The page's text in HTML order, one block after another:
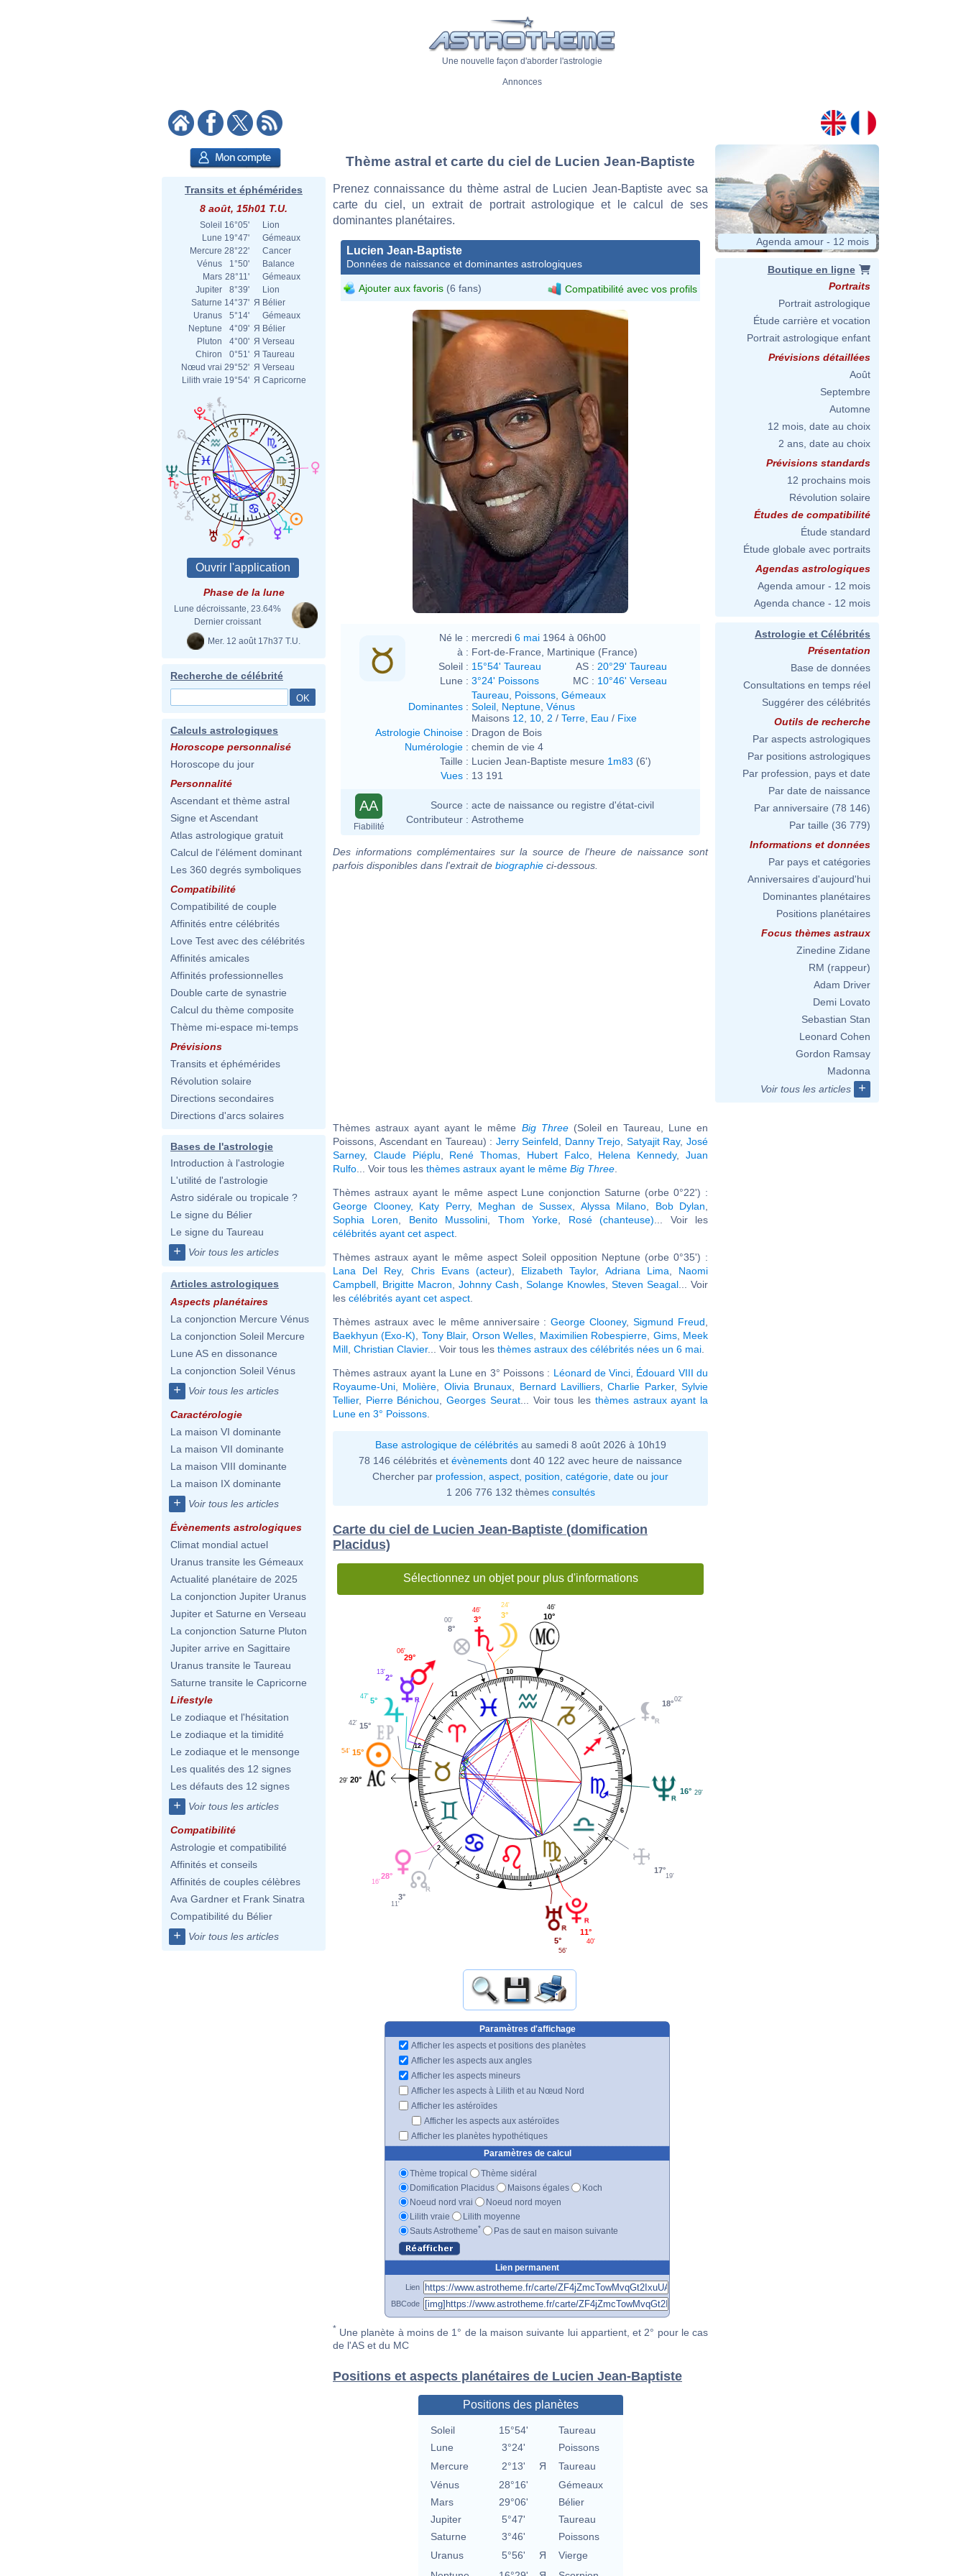
Une nouvelle façon d'aborder l'astrologie
Annonces
Transits et éphémérides
8 août, 15h01 T.U.
Soleil 16°05'
Lion
Lune 19°47'
Gémeaux
Mercure 28°22'
Cancer
Vénus
1°50'
Balance
Mars 28°11'
Gémeaux
Jupiter
8°39'
Lion
Saturne 14°37' Я Bélier
Uranus
5°14'
Gémeaux
Neptune
4°09' Я Bélier
Pluton
4°00' Я Verseau
Chiron
0°51' Я Taureau
Nœud vrai 29°52' Я Verseau
Lilith vraie 19°54' Я Capricorne
Phase de la lune
Lune décroissante, 23.64%
Dernier croissant
Mer. 12 août 17h37 T.U.
Recherche de célébrité
Calculs astrologiques
Horoscope personnalisé
Horoscope du jour
Personnalité
Ascendant et thème astral
Signe et Ascendant
Atlas astrologique gratuit
Calcul de l'élément dominant
Les 360 degrés symboliques
Compatibilité
Compatibilité de couple
Affinités entre célébrités
Love Test avec des célébrités
Affinités amicales
Affinités professionnelles
Double carte de synastrie
Calcul du thème composite
Thème mi-espace mi-temps
Prévisions
Transits et éphémérides
Révolution solaire
Directions secondaires
Directions d'arcs solaires
Bases de l'astrologie
Introduction à l'astrologie
L'utilité de l'astrologie
Astro sidérale ou tropicale ?
Le signe du Bélier
Le signe du Taureau
+ Voir tous les articles
Articles astrologiques
Aspects planétaires
La conjonction Mercure Vénus
La conjonction Soleil Mercure
Lune AS en dissonance
La conjonction Soleil Vénus
+ Voir tous les articles
Caractérologie
La maison VI dominante
La maison VII dominante
La maison VIII dominante
La maison IX dominante
+ Voir tous les articles
Évènements astrologiques
Climat mondial actuel
Uranus transite les Gémeaux
Actualité planétaire de 2025
La conjonction Jupiter Uranus
Jupiter et Saturne en Verseau
La conjonction Saturne Pluton
Jupiter arrive en Sagittaire
Uranus transite le Taureau
Saturne transite le Capricorne
Lifestyle
Le zodiaque et l'hésitation
Le zodiaque et la timidité
Le zodiaque et le mensonge
Les qualités des 12 signes
Les défauts des 12 signes
+ Voir tous les articles
Compatibilité
Astrologie et compatibilité
Affinités et conseils
Affinités de couples célèbres
Ava Gardner et Frank Sinatra
Compatibilité du Bélier
+ Voir tous les articles
Thème astral et carte du ciel de Lucien Jean-Baptiste
Prenez connaissance du thème astral de Lucien Jean-Baptiste avec sa
carte du ciel, un extrait de portrait astrologique et le calcul de ses
dominantes planétaires.
Lucien Jean-Baptiste
Données de naissance et dominantes astrologiques
Ajouter aux favoris (6 fans) Compatibilité avec vos profils
Né le : mercredi 6 mai 1964 à 06h00
à : Fort-de-France, Martinique (France)
Soleil : 15°54' Taureau AS : 20°29' Taureau
Lune : 3°24' Poissons MC : 10°46' Verseau
Dominantes :
Taureau Poissons Gémeaux
Soleil Neptune Vénus
Maisons 12 10 2 / Terre Eau / Fixe
Astrologie Chinoise : Dragon de Bois
Numérologie : chemin de vie 4
Taille : Lucien Jean-Baptiste mesure 1m83 (6')
Vues : 13 191
AA
Fiabilité
Source : acte de naissance ou registre d'état-civil
Contributeur : Astrotheme
Des informations complémentaires sur la source de l'heure de naissance sont
parfois disponibles dans l'extrait de biographie ci-dessous.
Thèmes astraux ayant ayant le même Big Three(Soleil en Taureau, Lune en
Poissons, Ascendant en Taureau) : Jerry Seinfeld Danny Trejo Satyajit Ray,José
Sarney, Claude Piéplu René Thomas Hubert Falco, Helena Kennedy,Juan
Rulfo ... Voir tous les thèmes astraux ayant le même Big Three
Thèmes astraux ayant le même aspect Lune conjonction Saturne (orbe 0°22') :
George Clooney, Katy Perry, Meghan de Sussex Alyssa Milano Bob Dylan
Sophia Loren
Benito Mussolini Thom Yorke Rosé (chanteuse) ... Voir les
célébrités ayant cet aspect
Thèmes astraux ayant le même aspect Soleil opposition Neptune (orbe 0°35') :
Lana Del Rey, Chris Evans (acteur) Elizabeth Taylor, Adriana Lima
Naomi
Campbell
Brigitte Macron ,Johnny Cash Solange Knowles, Steven Seagal ... Voir
les célébrités ayant cet aspect
Thèmes astraux avec le même anniversaire :George Clooney,Sigmund Freud
Baekhyun (Exo-K)
Tony Blair, Orson Welles Maximilien Robespierre Gims, Meek
Mill Christian Clavier... Voir tous les thèmes astraux des célébrités nées un 6 mai
Thèmes astraux ayant la Lune en 3° Poissons : Léonard de Vinci Édouard VIII du
Royaume-Uni
Molière Olivia Brunaux Bernard Lavilliers,Charlie Parker, Sylvie
Tellier, Pierre Bénichou ,Georges Seurat... Voir tous les thèmes astraux ayant la
Lune en 3° Poissons
Base astrologique de célébritésau samedi 8 août 2026 à 10h19
78 146 célébrités et évènements dont 40 122 avec heure de naissance
Chercher par profession aspect position catégorie date ou jour
1 206 776 132 thèmes consultés
Carte du ciel de Lucien Jean-Baptiste (domification
Placidus)
Sélectionnez un objet pour plus d'informations
1
2
3
4
5
6
7
8
9
10
11
12
18°02'
10°
46'
3°
24'
3°
46'
8°
00'
29°
06'
2°
13'
5°
47'
15°
42'
15°
54'
20°
29'
28°
16'
3°
11'
5°
56'
11°
40'
17°
19'
16° 29'
Paramètres d'affichage
Afficher les aspects et positions des planètes
Afficher les aspects aux angles
Afficher les aspects mineurs
Afficher les aspects à Lilith et au Nœud Nord
Afficher les astéroïdes
Afficher les aspects aux astéroïdes
Afficher les planètes hypothétiques
Paramètres de calcul
Thème tropical
Thème sidéral
Domification Placidus
Maisons égales
Koch
Noeud nord vrai
Noeud nord moyen
Lilith vraie
Lilith moyenne
Sauts Astrotheme* Pas de saut en maison suivante
Lien permanent
Lien
BBCode
* Une planète à moins de 1° de la maison suivante lui appartient, et 2° pour le cas
de l'AS et du MC
Positions et aspects planétaires de Lucien Jean-Baptiste
Positions des planètes
Soleil 15°54'
Taureau
Lune
3°24'
Poissons
Mercure
2°13' Я
Taureau
Vénus
28°16'
Gémeaux
Mars
29°06'
Bélier
Jupiter
5°47'
Taureau
Saturne
3°46'
Poissons
Uranus
5°56' Я
Vierge
Agenda amour - 12 mois
Boutique en ligne
Portraits
Portrait astrologique
Étude carrière et vocation
Portrait astrologique enfant
Prévisions détaillées
Août
Septembre
Automne
12 mois, date au choix
2 ans, date au choix
Prévisions standards
12 prochains mois
Révolution solaire
Études de compatibilité
Étude standard
Étude globale avec portraits
Agendas astrologiques
Agenda amour - 12 mois
Agenda chance - 12 mois
Astrologie et Célébrités
Présentation
Base de données
Consultations en temps réel
Suggérer des célébrités
Outils de recherche
Par aspects astrologiques
Par positions astrologiques
Par profession, pays et date
Par date de naissance
Par anniversaire (78 146)
Par taille (36 779)
Informations et données
Par pays et catégories
Anniversaires d'aujourd'hui
Dominantes planétaires
Positions planétaires
Focus thèmes astraux
Zinedine Zidane
RM (rappeur)
Adam Driver
Demi Lovato
Sebastian Stan
Leonard Cohen
Gordon Ramsay
Madonna
Voir tous les articles
+